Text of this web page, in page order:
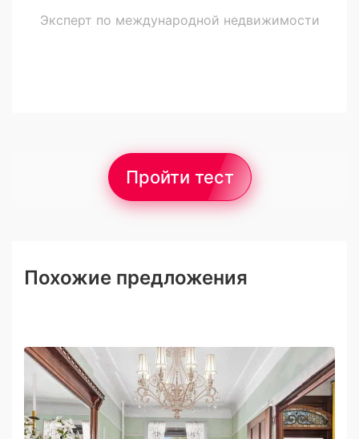
Эксперт по международной недвижимости
Пройти тест
Похожие предложения